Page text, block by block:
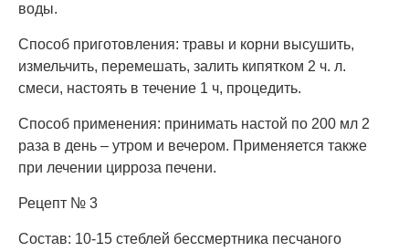
воды.
Способ приготовления: травы и корни высушить,
измельчить, перемешать, залить кипятком 2 ч. л.
смеси, настоять в течение 1 ч, процедить.
Способ применения: принимать настой по 200 мл 2
раза в день – утром и вечером. Применяется также
при лечении цирроза печени.
Рецепт № 3
Состав: 10-15 стеблей бессмертника песчаного